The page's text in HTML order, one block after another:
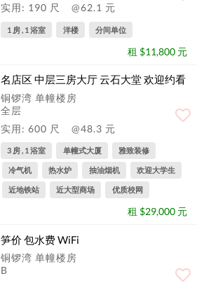
实用: 190 尺
@62.1 元
1 房 , 1 浴室 洋楼 分间单位
租 $11,800 元
名店区 中层三房大厅 云石大堂 欢迎约看
铜锣湾 单幢楼房
全层
实用: 600 尺
@48.3 元
3 房 , 1 浴室 单幢式大厦 雅致装修
冷气机 热水炉 抽油烟机 欢迎大学生
近地铁站 近大型商场 优质校网
租 $29,000 元
笋价 包水费 WiFi
铜锣湾 单幢楼房
B